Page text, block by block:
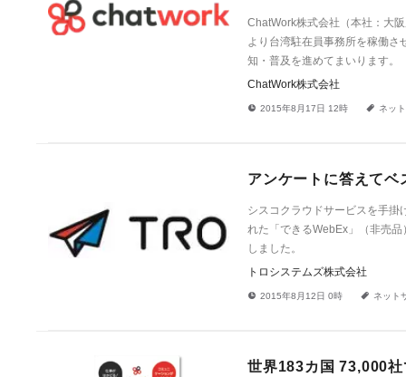
ChatWork株式会社（本社：大
より台湾駐在員事務所を稼働さ
知・普及を進めてまいります。
ChatWork株式会社
! 2015年8月17日 12時 a ネッ
アンケートに答えて
シスコクラウドサービスを手掛
れた「できるWebEx」（非売
しました。
トロシステムズ株式会社
! 2015年8月12日 0時 a ネット
世界183カ国 73,000